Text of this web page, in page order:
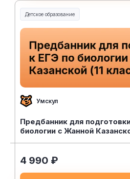
Детское образование
Умскул
Предбанник для
биологии с Жанной
4 990 ₽